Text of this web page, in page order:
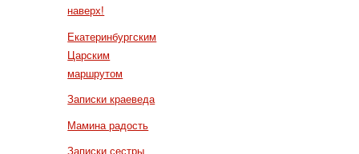
наверх!
Екатеринбургским
Царским
маршрутом
Записки краеведа
Мамина радость
Записки сестры